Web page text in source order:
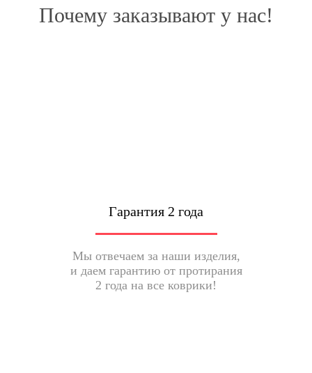
Почему заказывают у нас!
Гарантия 2 года
Мы отвечаем за наши изделия,
и даем гарантию от протирания
2 года на все коврики!